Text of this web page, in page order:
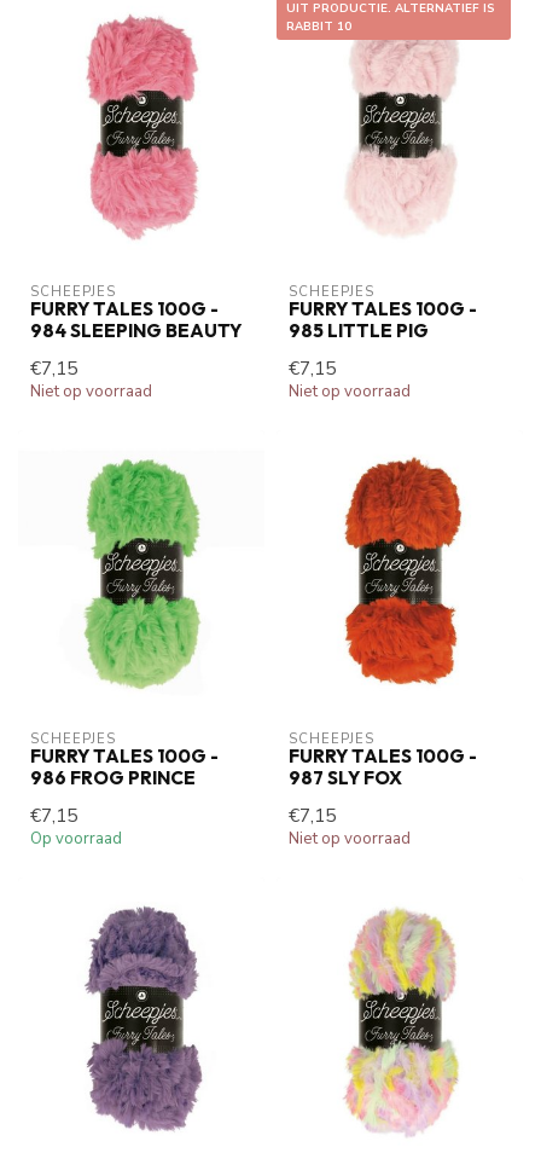
SCHEEPJES
FURRY TALES 100G -
984 SLEEPING BEAUTY
€7,15
Niet op voorraad
UIT PRODUCTIE. ALTERNATIEF IS
RABBIT 10
SCHEEPJES
FURRY TALES 100G -
985 LITTLE PIG
€7,15
Niet op voorraad
SCHEEPJES
FURRY TALES 100G -
986 FROG PRINCE
€7,15
Op voorraad
SCHEEPJES
FURRY TALES 100G -
987 SLY FOX
€7,15
Niet op voorraad